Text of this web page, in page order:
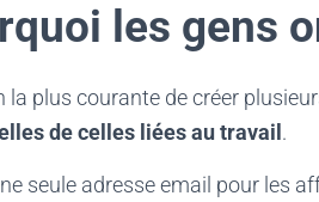
les gens
la plus courante de créer
de celles liées au travail .
seule adresse email pour les